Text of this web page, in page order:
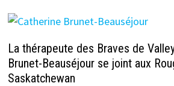
La thérapeute des Braves de
Brunet-Beauséjour se joint aux
Saskatchewan